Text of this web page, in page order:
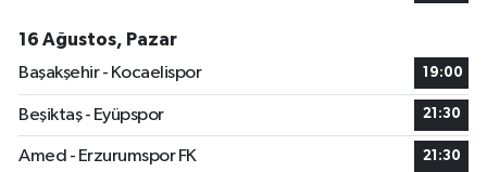
16 Ağustos, Pazar
Başakşehir - Kocaelispor
19:00
Beşiktaş - Eyüpspor 21:30
Amed - Erzurumspor FK 21:30